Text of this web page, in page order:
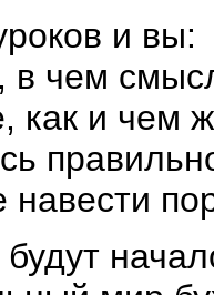
и вы:
в чем
как и чем
навести
будут